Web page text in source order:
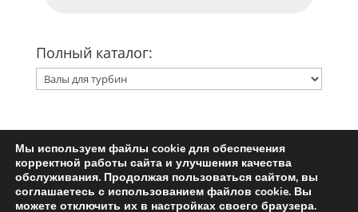
Полный каталог:
Главная
Ремкомплект турбины
Запчасти для турбин
Пользовательское соглашение
Мы используем файлы cookie для обеспечения
корректной работы сайта и улучшения качества
обслуживания. Продолжая пользоваться сайтом, вы
соглашаетесь с использованием файлов cookie. Вы
можете отключить их в настройках своего браузера.